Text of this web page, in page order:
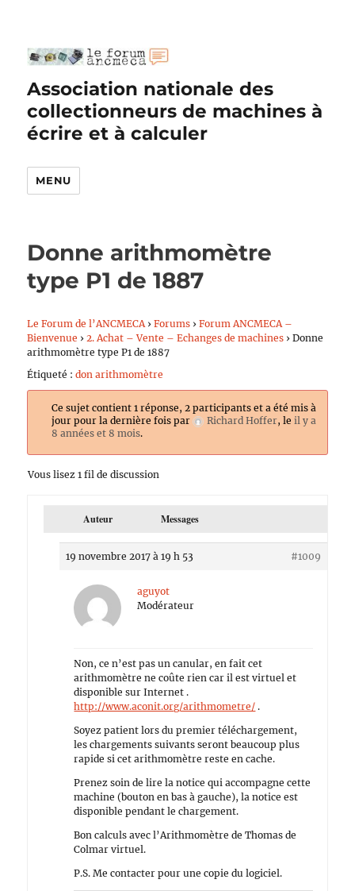
Association nationale des
collectionneurs de machines à
écrire et à calculer
MENU
Donne arithmomètre
type P1 de 1887
Le Forum de l’ANCMECA › Forums › Forum ANCMECA –
Bienvenue › 2. Achat – Vente – Echanges de machines › Donne
arithmomètre type P1 de 1887
Étiqueté :don arithmomètre
Ce sujet contient 1 réponse, 2 participants et a été mis à
jour pour la dernière fois par
Richard Hoffer, le il y a
8 années et 8 mois.
Vous lisez 1 fil de discussion
Auteur Messages
19 novembre 2017 à 19 h 53 #1009
aguyot
Modérateur
Non, ce n’est pas un canular, en fait cet
arithmomètre ne coûte rien car il est virtuel et
disponible sur Internet .
http://www.aconit.org/arithmometre/ .
Soyez patient lors du premier téléchargement,
les chargements suivants seront beaucoup plus
rapide si cet arithmomètre reste en cache.
Prenez soin de lire la notice qui accompagne cette
machine (bouton en bas à gauche), la notice est
disponible pendant le chargement.
Bon calculs avec l’Arithmomètre de Thomas de
Colmar virtuel.
P.S. Me contacter pour une copie du logiciel.